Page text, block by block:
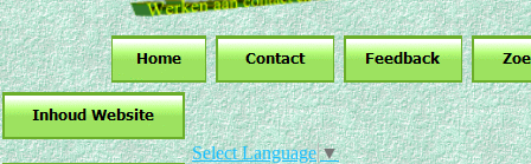
Select Language▼